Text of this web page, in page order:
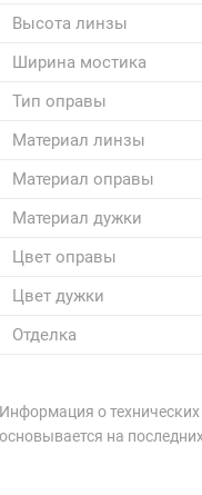
Высота линзы
Ширина мостика
Тип оправы
Материал линзы
Материал оправы
Материал дужки
Цвет оправы
Цвет дужки
Отделка
Информация о технических
основывается на